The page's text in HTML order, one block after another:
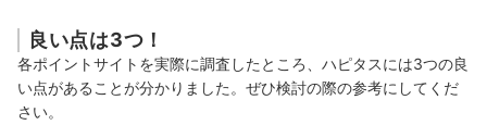
良い点は3つ！
各ポイントサイトを実際に調査したところ、ハピタスには3つの良
い点があることが分かりました。ぜひ検討の際の参考にしてくだ
さい。